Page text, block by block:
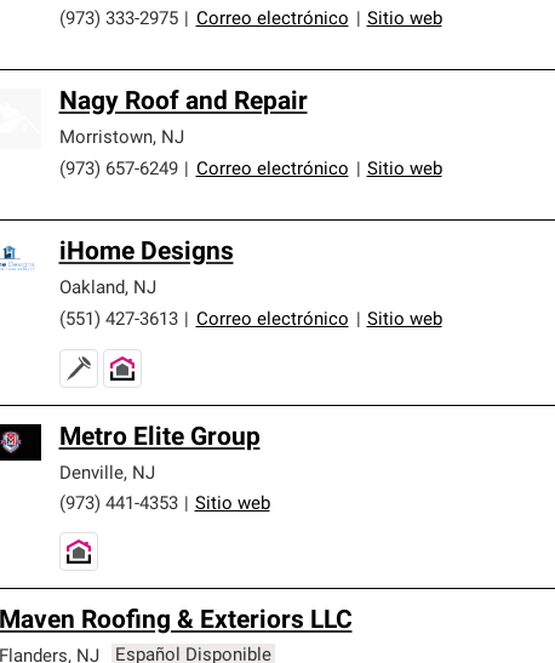
(973) 333-2975
Correo electrónico Sitio web
Nagy Roof and Repair
Morristown, NJ
(973) 657-6249
Correo electrónico Sitio web
iHome Designs
Oakland , NJ
(551) 427-3613
Correo electrónico Sitio web
Metro Elite Group
Denville, NJ
(973) 441-4353
Sitio web
Maven Roofing & Exteriors LLC
Flanders, NJ Español Disponible